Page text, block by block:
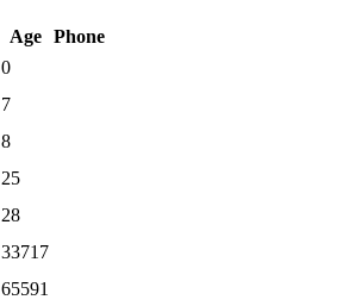
Age
Phone
0
7
8
25
28
33717
65591